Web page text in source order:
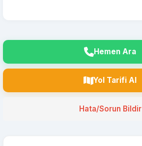
Hemen Ara
Yol Tarifi Al
Hata/Sorun Bildir